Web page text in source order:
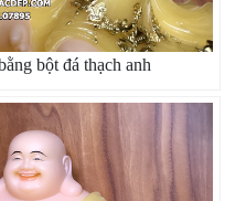
bột đá thạch anh